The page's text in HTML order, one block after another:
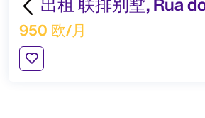
950 欧/月